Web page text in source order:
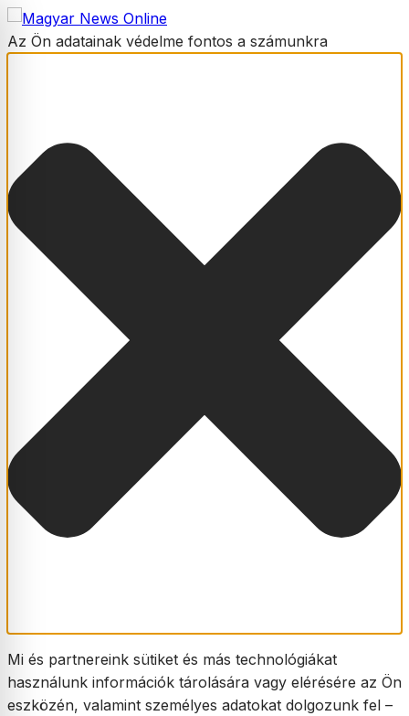
Az Ön adatainak védelme fontos a számunkra
Mi és partnereink sütiket és más technológiákat
használunk információk tárolására vagy elérésére az Ön
eszközén, valamint személyes adatokat dolgozunk fel –